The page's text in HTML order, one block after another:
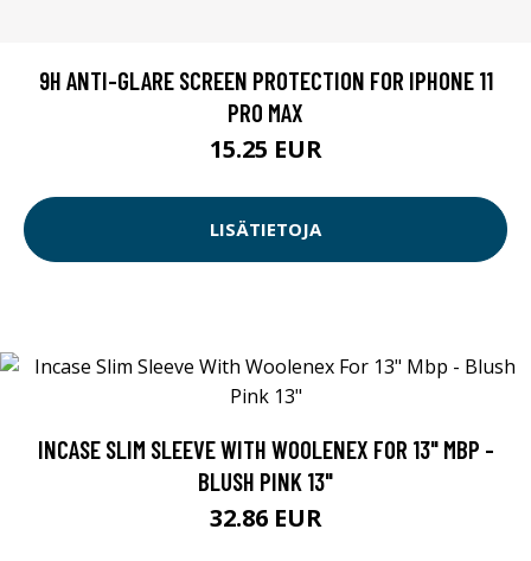
9H ANTI-GLARE SCREEN PROTECTION FOR IPHONE 11
PRO MAX
15.25 EUR
LISÄTIETOJA
INCASE SLIM SLEEVE WITH WOOLENEX FOR 13" MBP -
BLUSH PINK 13"
32.86 EUR